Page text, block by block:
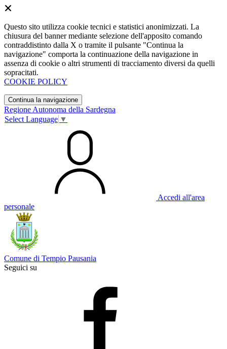
Questo sito utilizza cookie tecnici e statistici anonimizzati. La
chiusura del banner mediante selezione dell'apposito comando
contraddistinto dalla X o tramite il pulsante "Continua la
navigazione" comporta la continuazione della navigazione in
assenza di cookie o altri strumenti di tracciamento diversi da quelli
sopracitati.
COOKIE POLICY
Continua la navigazione
Regione Autonoma della Sardegna
Select Language ▼
Accedi all'area
personale
Comune di Tempio Pausania
Seguici su